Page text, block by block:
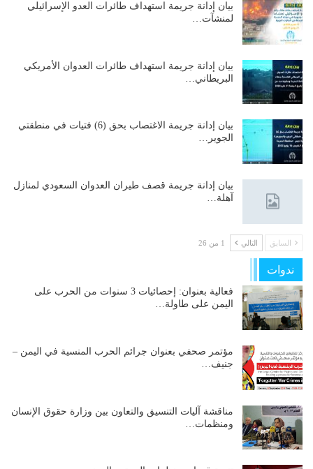
بيان إدانة جريمة استهداف طائرات العدو الإسرائيلي
لمنشآت…
بيان إدانة جريمة استهداف طائرات العدوان الأمريكي
البريطاني…
بيان إدانة جريمة الاغتصاب بحق (6) فتيات في منطقتي
الجوير…
بيان إدانة جريمة قصف طيران العدوان السعودي لمنازل
آهلة…
السابق التالي 1 من 26
ندوات
فعالية بعنوان: إحصائيات 3 سنوات من الحرب على
اليمن على طاولة…
مؤتمر صحفي بعنوان جرائم الحرب المنسية في اليمن –
جنيف…
مناقشة آليات التنسيق والتعاون بين وزارة حقوق الإنسان
ومنظمات…